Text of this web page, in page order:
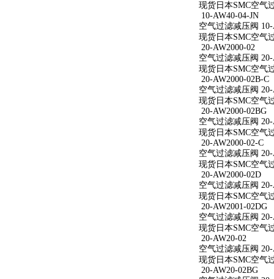
现货日本SMC空气
10-AW40-04-JN
空气过滤减压阀 10-
现货日本SMC空气
20-AW2000-02
空气过滤减压阀 20-
现货日本SMC空气
20-AW2000-02B-C
空气过滤减压阀 20-
现货日本SMC空气
20-AW2000-02BG
空气过滤减压阀 20-
现货日本SMC空气
20-AW2000-02-C
空气过滤减压阀 20-
现货日本SMC空气
20-AW2000-02D
空气过滤减压阀 20-
现货日本SMC空气
20-AW2001-02DG
空气过滤减压阀 20-
现货日本SMC空气
20-AW20-02
空气过滤减压阀 20-
现货日本SMC空气
20-AW20-02BG